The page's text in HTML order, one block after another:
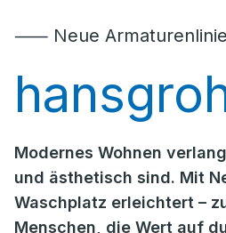
⸺ Neue Armaturenlinie
Modernes Wohnen
und ästhetisch sind. Mit
Waschplatz erleichtert –
Menschen, die Wert auf